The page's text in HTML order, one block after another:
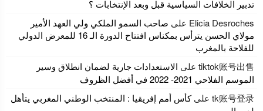
تدبير الخلافات السياسية قبل وبعد الإنتخابات ؟
Elicia Desroches على صاحب السمو الملكي ولي العهد الأمير
مولاي الحسن يترأس بمكناس افتتاح الدورة الـ 16 للمعرض الدولي
للفلاحة بالمغرب
tiktok账号出售 على الاستعدادات جارية لضمان انطلاق وسير
الموسم الفلاحي 2021- 2022 في أفضل الظروف
tk账号登录 علىكأس أمم إفريقيا : المنتخب الوطني المغربي يتأهل